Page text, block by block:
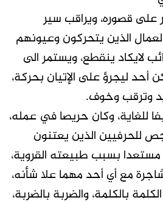
على قصوره، ويراقب سير
الذين يتحركون وعيونهم
لايكاد ينقطع، ويستمر الى
ليجرؤ على الإتيان بحركة،
وترقب وخوف.
للغاية، وكان حريصا في عمله،
للحرفيين الذين يعتنون
بسبب طبيعته القروية،
مع أي أحد مهما علا شأنه،
بالكلمة، والضربة بالضربة،